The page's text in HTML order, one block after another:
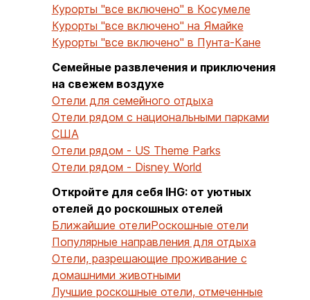
Курорты "все включено" в Косумеле
Курорты "все включено" на Ямайке
Курорты "все включено" в Пунта-Кане
Семейные развлечения и приключения
на свежем воздухе
Отели для семейного отдыха
Отели рядом с национальными парками
США
Отели рядом - US Theme Parks
Отели рядом - Disney World
Откройте для себя IHG: от уютных
отелей до роскошных отелей
Ближайшие отелиРоскошные отели
Популярные направления для отдыха
Отели, разрешающие проживание с
домашними животными
Лучшие роскошные отели, отмеченные